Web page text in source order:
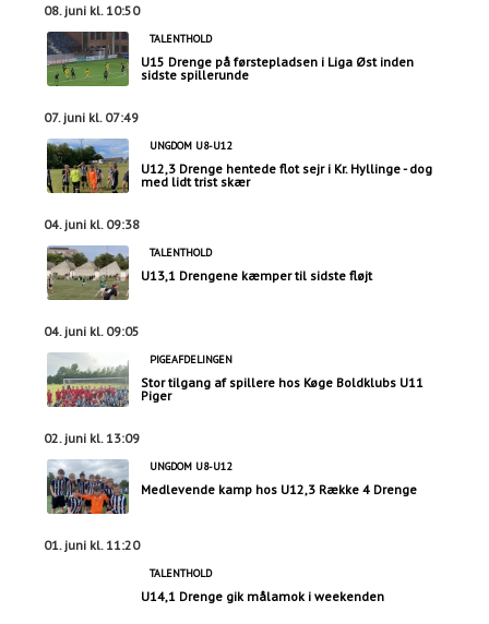
08. juni kl. 10:50
TALENTHOLD
U15 Drenge på førstepladsen i Liga Øst inden
sidste spillerunde
07. juni kl. 07:49
UNGDOM U8-U12
U12,3 Drenge hentede flot sejr i Kr. Hyllinge - dog
med lidt trist skær
04. juni kl. 09:38
TALENTHOLD
U13,1 Drengene kæmper til sidste fløjt
04. juni kl. 09:05
PIGEAFDELINGEN
Stor tilgang af spillere hos Køge Boldklubs U11
Piger
02. juni kl. 13:09
UNGDOM U8-U12
Medlevende kamp hos U12,3 Række 4 Drenge
01. juni kl. 11:20
TALENTHOLD
U14,1 Drenge gik målamok i weekenden